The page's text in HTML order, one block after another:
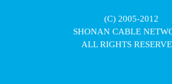
(C) 2005-2012
SHONAN CABLE
ALL RIGHTS